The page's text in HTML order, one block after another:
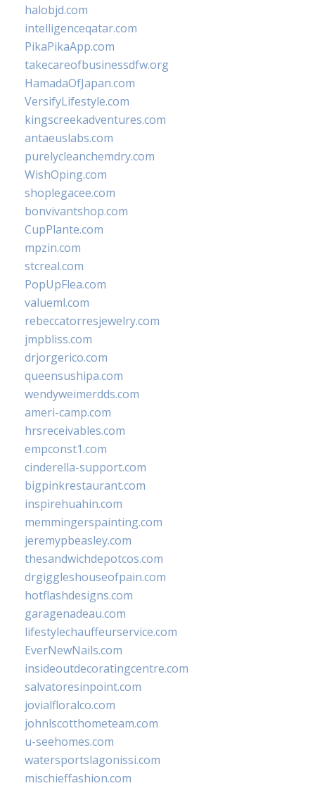
halobjd.com
intelligenceqatar.com
PikaPikaApp.com
takecareofbusinessdfw.org
HamadaOfJapan.com
VersifyLifestyle.com
kingscreekadventures.com
antaeuslabs.com
purelycleanchemdry.com
WishOping.com
shoplegacee.com
bonvivantshop.com
CupPlante.com
mpzin.com
stcreal.com
PopUpFlea.com
valueml.com
rebeccatorresjewelry.com
jmpbliss.com
drjorgerico.com
queensushipa.com
wendyweimerdds.com
ameri-camp.com
hrsreceivables.com
empconst1.com
cinderella-support.com
bigpinkrestaurant.com
inspirehuahin.com
memmingerspainting.com
jeremypbeasley.com
thesandwichdepotcos.com
drgiggleshouseofpain.com
hotflashdesigns.com
garagenadeau.com
lifestylechauffeurservice.com
EverNewNails.com
insideoutdecoratingcentre.com
salvatoresinpoint.com
jovialfloralco.com
johnlscotthometeam.com
u-seehomes.com
watersportslagonissi.com
mischieffashion.com